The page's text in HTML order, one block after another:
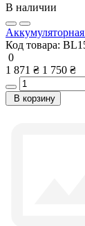
В наличии
Код товара:
0
1 871 ₴ 1 750 ₴
В корзину